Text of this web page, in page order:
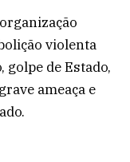
violenta
golpe de Estado,
ameaça e